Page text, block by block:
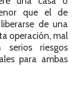
que el de
de una
operación, mal
serios riesgos
para ambas